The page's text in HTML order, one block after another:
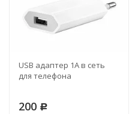
USB адаптер 1А в сеть
для телефона
200 Р